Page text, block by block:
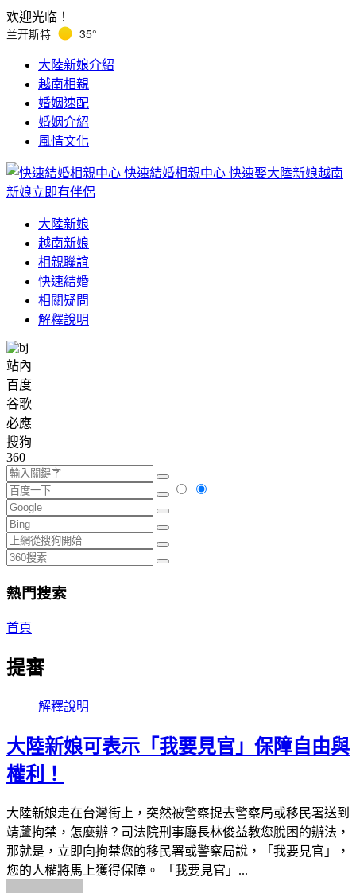
欢迎光临！
兰开斯特 35°
大陸新娘介紹
越南相親
婚姻速配
婚姻介紹
風情文化
快速結婚相親中心 快速娶大陸新娘越南
新娘立即有伴侶
大陸新娘
越南新娘
相親聯誼
快速結婚
相關疑問
解釋說明
站內
百度
谷歌
必應
搜狗
360
熱門搜索
首頁
提審
解釋說明
大陸新娘可表示「我要見官」保障自由與
權利！
大陸新娘走在台灣街上，突然被警察捉去警察局或移民署送到
靖蘆拘禁，怎麼辦？司法院刑事廳長林俊益教您脫困的辦法，
那就是，立即向拘禁您的移民署或警察局說，「我要見官」，
您的人權將馬上獲得保障。 「我要見官」...